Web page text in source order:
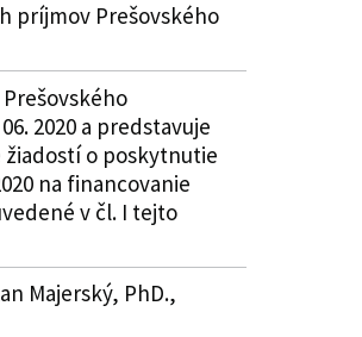
príjmov Prešovského
2020 a predstavuje
žiadostí o poskytnutie
na financovanie
v čl. I tejto
Majerský, PhD.,